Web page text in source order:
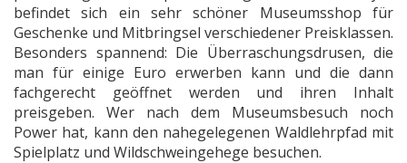
befindet sich ein sehr schöner Museumsshop für
Geschenke und Mitbringsel verschiedener Preisklassen.
Besonders spannend: Die Überraschungsdrusen, die
man für einige Euro erwerben kann und die dann
fachgerecht geöffnet werden und ihren Inhalt
preisgeben. Wer nach dem Museumsbesuch noch
Power hat, kann den nahegelegenen Waldlehrpfad mit
Spielplatz und Wildschweingehege besuchen.